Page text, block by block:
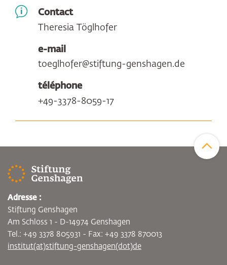
Contact
Theresia Töglhofer
e-mail
toeglhofer@stiftung-genshagen.de
téléphone
+49-3378-8059-17
Adresse :
Stiftung Genshagen
Am Schloss 1 - D-14974 Genshagen
Tel.: +49 3378 805931 - Fax: +49 3378 870013
institut(at)stiftung-genshagen(dot)de